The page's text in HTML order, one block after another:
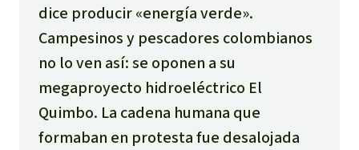
dice producir «energía verde».
Campesinos y pescadores colombianos
no lo ven así: se oponen a su
megaproyecto hidroeléctrico El
Quimbo. La cadena humana que
formaban en protesta fue desalojada